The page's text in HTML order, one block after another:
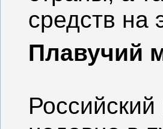
средств на
Плавучий